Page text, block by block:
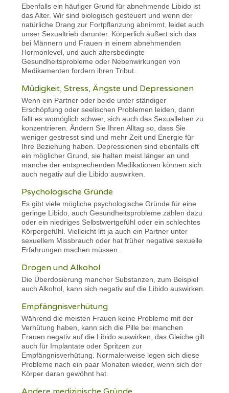
Ebenfalls ein häufiger Grund für abnehmende Libido ist
das Alter. Wir sind biologisch gesteuert und wenn der
natürliche Drang zur Fortpflanzung abnimmt, leidet auch
unser Sexualtrieb darunter. Körperlich äußert sich das
bei Männern und Frauen in einem abnehmenden
Hormonlevel, und auch altersbedingte
Gesundheitsprobleme oder Nebenwirkungen von
Medikamenten fordern ihren Tribut.
Müdigkeit, Stress, Ängste und Depressionen
Wenn ein Partner oder beide unter ständiger
Erschöpfung oder seelischen Problemen leiden, dann
fällt es womöglich schwer, sich auch das Sexualleben zu
konzentrieren. Ändern Sie Ihren Alltag so, dass Sie
weniger gestresst sind und mehr Zeit und Energie für
Ihre Beziehung haben. Depressionen sind ebenfalls oft
ein möglicher Grund, sie halten meist länger an und
manche der entsprechenden Medikationen können sich
auch negativ auf die Libido auswirken.
Psychologische Gründe
Es gibt viele mögliche psychologische Gründe für eine
geringe Libido, auch Gesundheitsprobleme zählen dazu
oder ein niedriges Selbstwertgefühl oder ein schlechtes
Körpergefühl. Vielleicht litt ja auch ein Partner unter
sexuellem Missbrauch oder hat früher negative sexuelle
Erfahrungen machen müssen.
Drogen und Alkohol
Die Überdosierung mancher Substanzen, zum Beispiel
auch Alkohol, kann sich negativ auf die Libido auswirken.
Empfängnisverhütung
Während die meisten Frauen keine Probleme mit der
Verhütung haben, kann sich die Pille bei manchen
Frauen negativ auf die Libido auswirken, das Gleiche gilt
auch für Implantate oder Spritzen zur
Empfängnisverhütung. Normalerweise legen sich diese
Probleme nach ein paar Monaten wieder, wenn sich der
Körper daran gewöhnt hat.